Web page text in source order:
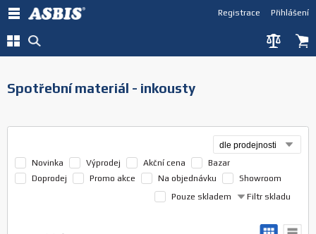
Přihlášení
Registrace
Spotřební materiál - inkousty
Novinka Výprodej Akční cena
Bazar
Doprodej
Promo akce Na objednávku
Showroom
Filtr skladu
Pouze skladem